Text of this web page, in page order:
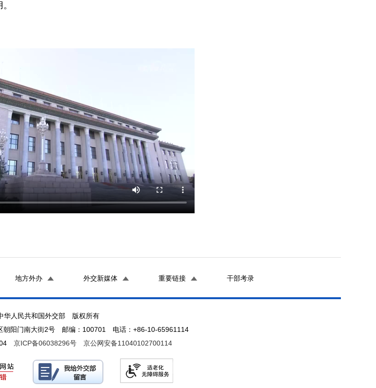
地方外办 外交新媒体 重要链接 干部考录
华人民共和国外交部 版权所有
朝阳门南大街2号 邮编：100701 电话：+86-10-65961114
京ICP备06038296号 京公网安备11040102700114